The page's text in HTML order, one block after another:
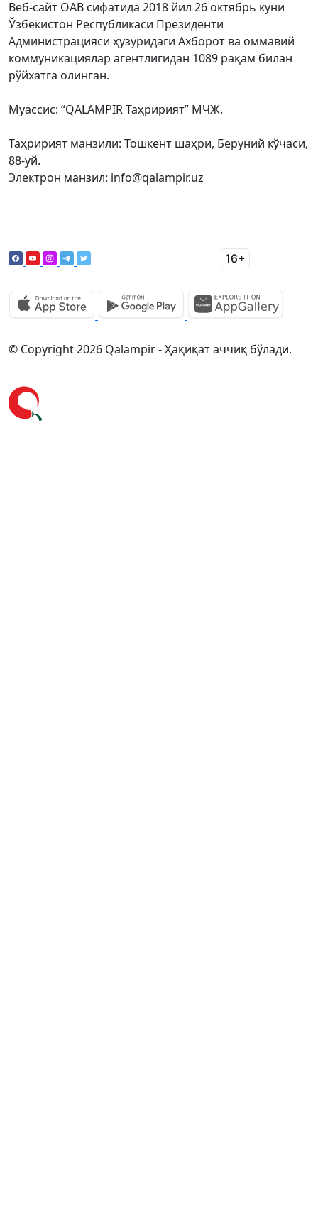
Веб-сайт ОАВ сифатида 2018 йил 26 октябрь куни
Ўзбекистон Республикаси Президенти
Администрацияси ҳузуридаги Ахборот ва оммавий
коммуникациялар агентлигидан 1089 рақам билан
рўйхатга олинган.
Муассис: “QALAMPIR Таҳририят” МЧЖ.
Таҳририят манзили: Тошкент шаҳри, Беруний кўчаси,
88-уй.
Электрон манзил: info@qalampir.uz
© Copyright 2026 Qalampir - Ҳақиқат аччиқ бўлади.